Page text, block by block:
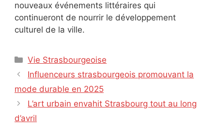
nouveaux événements littéraires qui
continueront de nourrir le développement
culturel de la ville.
Catégories
Vie Strasbourgeoise
Influenceurs strasbourgeois promouvant la
mode durable en 2025
L’art urbain envahit Strasbourg tout au long
d’avril